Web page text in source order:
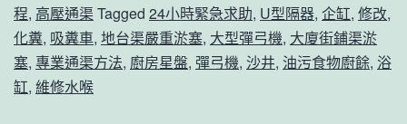
程, 高壓通渠 Tagged 24小時緊急求助, U型隔器, 企缸, 修改,
化糞, 吸糞車, 地台渠嚴重淤塞, 大型彈弓機, 大廈街鋪渠淤
塞, 專業通渠方法, 廚房星盤, 彈弓機, 沙井, 油污食物廚餘, 浴
缸, 維修水喉